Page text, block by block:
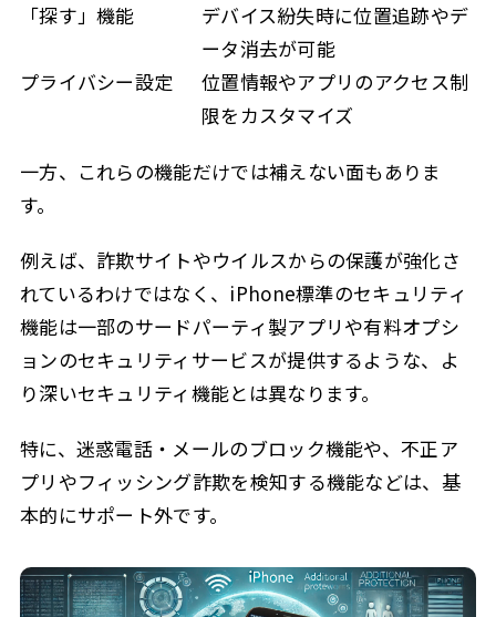
「探す」機能
デバイス紛失時に位置追跡やデ
ータ消去が可能
プライバシー設定
位置情報やアプリのアクセス制
限をカスタマイズ
一方、これらの機能だけでは補えない面もありま
す。
例えば、詐欺サイトやウイルスからの保護が強化さ
れているわけではなく、iPhone標準のセキュリティ
機能は一部のサードパーティ製アプリや有料オプシ
ョンのセキュリティサービスが提供するような、よ
り深いセキュリティ機能とは異なります。
特に、迷惑電話・メールのブロック機能や、不正ア
プリやフィッシング詐欺を検知する機能などは、基
本的にサポート外です。